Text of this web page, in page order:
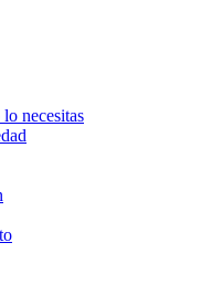
necesitas